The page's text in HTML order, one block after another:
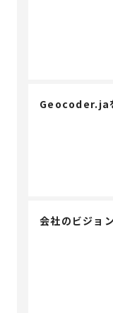
Geocoder.ja
会社のビジョン